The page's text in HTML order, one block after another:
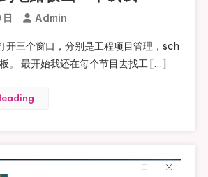
Admin
开三个窗口，分别是工程项目管理，sch
。 最开始我还在每个节目去找工 […]